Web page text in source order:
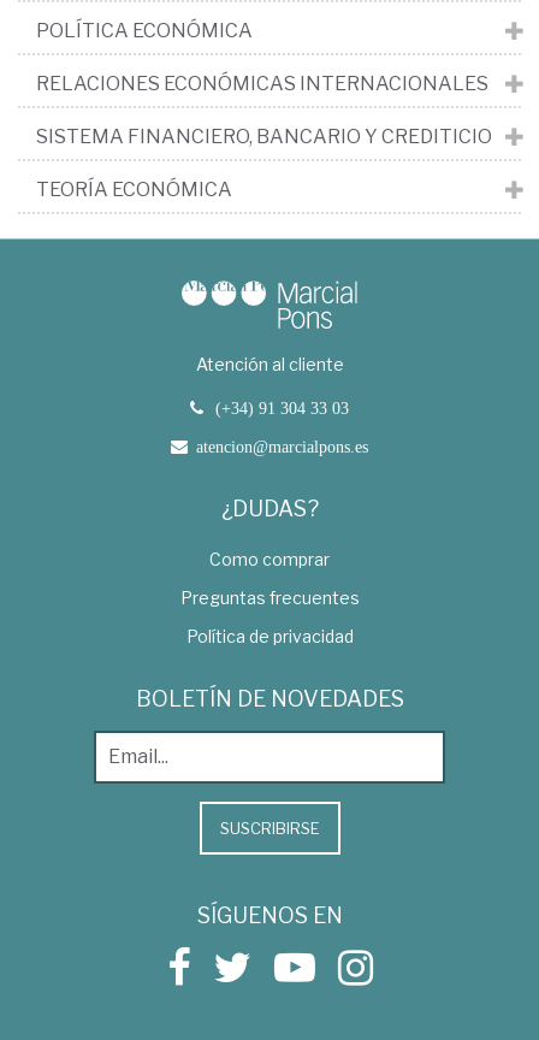
POLÍTICA ECONÓMICA
RELACIONES ECONÓMICAS INTERNACIONALES
SISTEMA FINANCIERO, BANCARIO Y CREDITICIO
TEORÍA ECONÓMICA
Atención al cliente
(+34) 91 304 33 03
atencion@marcialpons.es
¿DUDAS?
Como comprar
Preguntas frecuentes
Política de privacidad
BOLETÍN DE NOVEDADES
SUSCRIBIRSE
SÍGUENOS EN